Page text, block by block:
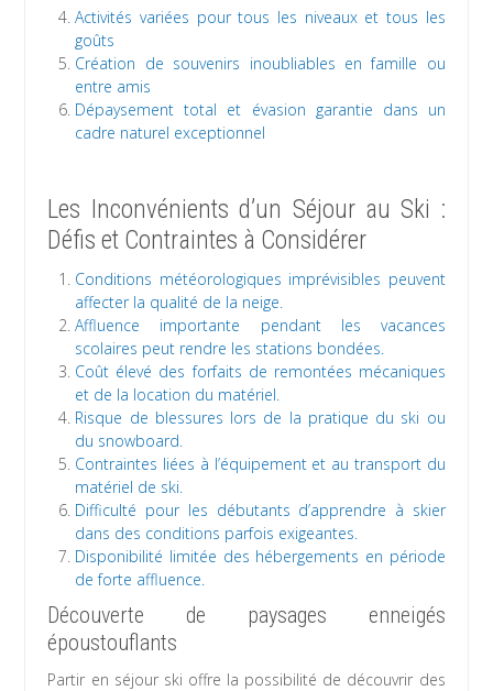
Activités variées pour tous les niveaux et tous les
goûts
Création de souvenirs inoubliables en famille ou
entre amis
Dépaysement total et évasion garantie dans un
cadre naturel exceptionnel
Les Inconvénients d’un Séjour au Ski :
Défis et Contraintes à Considérer
Conditions météorologiques imprévisibles peuvent
affecter la qualité de la neige.
Affluence importante pendant les vacances
scolaires peut rendre les stations bondées.
Coût élevé des forfaits de remontées mécaniques
et de la location du matériel.
Risque de blessures lors de la pratique du ski ou
du snowboard.
Contraintes liées à l’équipement et au transport du
matériel de ski.
Difficulté pour les débutants d’apprendre à skier
dans des conditions parfois exigeantes.
Disponibilité limitée des hébergements en période
de forte affluence.
Découverte de paysages enneigés
époustouflants
Partir en séjour ski offre la possibilité de découvrir des